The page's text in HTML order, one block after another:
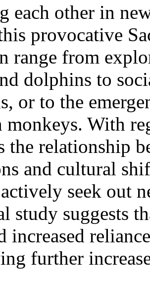
each other in
provocative
range from
dolphins to
or to the
monkeys. With
the relationship
and cultural
seek out
study suggests
increased
further